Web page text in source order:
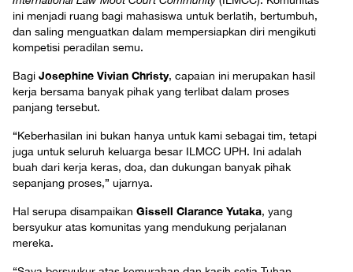
ini menjadi ruang bagi mahasiswa untuk berlatih, bertumbuh,
dan saling menguatkan dalam mempersiapkan diri mengikuti
kompetisi peradilan semu.
Bagi Josephine Vivian Christy, capaian ini merupakan hasil
kerja bersama banyak pihak yang terlibat dalam proses
panjang tersebut.
“Keberhasilan ini bukan hanya untuk kami sebagai tim, tetapi
juga untuk seluruh keluarga besar ILMCC UPH. Ini adalah
buah dari kerja keras, doa, dan dukungan banyak pihak
sepanjang proses,” ujarnya.
Hal serupa disampaikan Gissell Clarance Yutaka, yang
bersyukur atas komunitas yang mendukung perjalanan
mereka.